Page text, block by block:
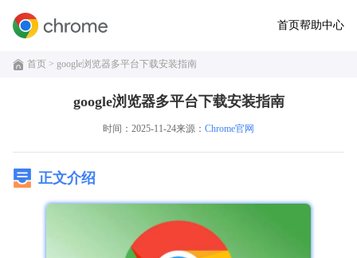
首页帮助中心
首页 > google浏览器多平台下载安装指南
google浏览器多平台下载安装指南
时间：2025-11-24来源： Chrome官网
正文介绍